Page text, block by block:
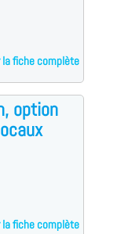
la fiche complète
option
la fiche complète